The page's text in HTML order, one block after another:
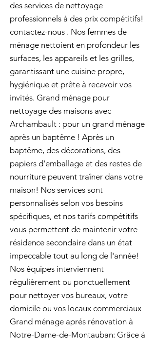
des services de nettoyage
professionnels à des prix compétitifs!
contactez-nous . Nos femmes de
ménage nettoient en profondeur les
surfaces, les appareils et les grilles,
garantissant une cuisine propre,
hygiénique et prête à recevoir vos
invités. Grand ménage pour
nettoyage des maisons avec
Archambault : pour un grand ménage
après un baptême ! Après un
baptême, des décorations, des
papiers d'emballage et des restes de
nourriture peuvent traîner dans votre
maison! Nos services sont
personnalisés selon vos besoins
spécifiques, et nos tarifs compétitifs
vous permettent de maintenir votre
résidence secondaire dans un état
impeccable tout au long de l'année!
Nos équipes interviennent
régulièrement ou ponctuellement
pour nettoyer vos bureaux, votre
domicile ou vos locaux commerciaux
Grand ménage aprés rénovation à
Notre-Dame-de-Montauban: Grâce à